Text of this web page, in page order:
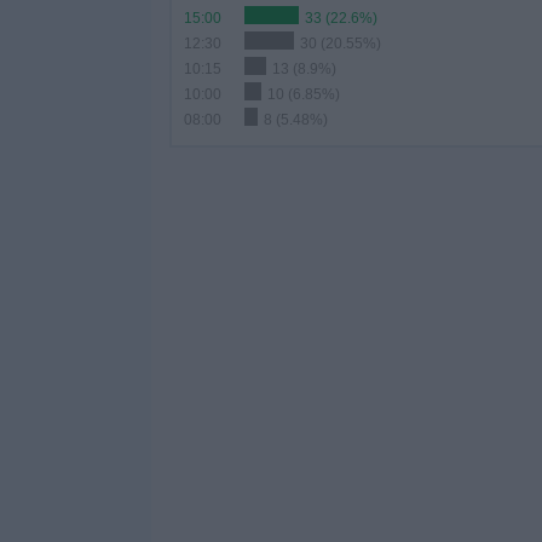
15:00
33 (22.6%)
12:30
30 (20.55%)
10:15
13 (8.9%)
10 (6.85%)
08:00
8 (5.48%)